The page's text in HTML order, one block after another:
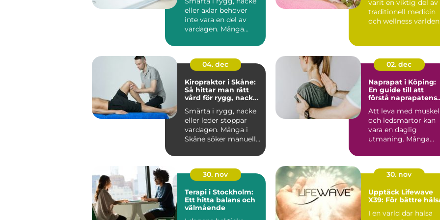
eller axlar behöver
inte vara en del av
vardagen. Många
och...
varit en viktig del av
traditionell medicin
och wellness världen
04. dec
Kiropraktor i Skåne:
Så hittar man rätt
vård för rygg, nacke
Smärta i rygg, nacke
eller leder stoppar
vardagen. Många i
Skåne söker manuell...
02. dec
Naprapat i Köping:
En guide till att
förstå naprapatens
Att leva med
och ledsmärtor kan
vara en daglig
utmaning. Många
30. nov
Terapi i Stockholm:
Ett hitta balans och
välmående
30. nov
Upptäck Lifewave
X39: För bättre
I en värld där hälsa